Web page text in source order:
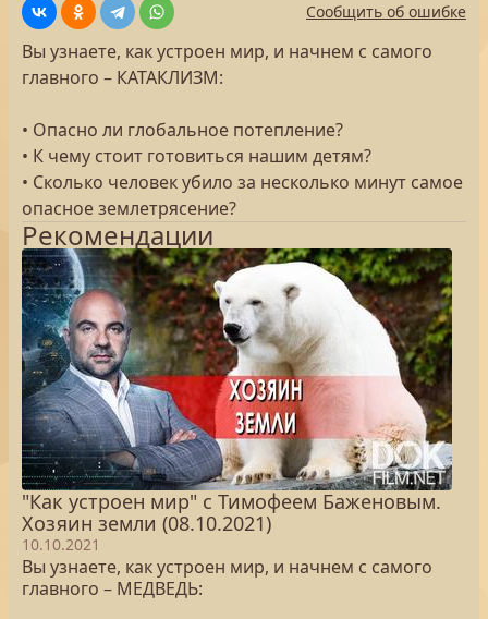
Сообщить об ошибке
Вы узнаете, как устроен мир, и начнем с самого
главного – КАТАКЛИЗМ:
• Опасно ли глобальное потепление?
• К чему стоит готовиться нашим детям?
• Сколько человек убило за несколько минут самое
опасное землетрясение?
Рекомендации
"Как устроен мир" с Тимофеем Баженовым.
Хозяин земли (08.10.2021)
10.10.2021
Вы узнаете, как устроен мир, и начнем с самого
главного – МЕДВЕДЬ: